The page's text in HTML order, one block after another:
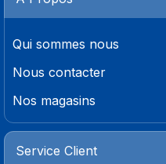
Qui sommes nous
Nous contacter
Nos magasins
Service Client